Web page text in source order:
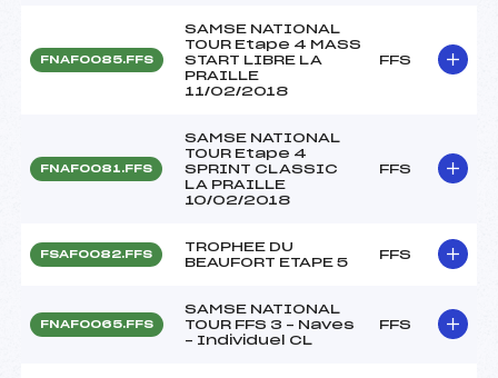
FNAF0085.FFS
SAMSE NATIONAL
TOUR Etape 4 MASS
START LIBRE LA
PRAILLE
11/02/2018
FFS
FNAF0081.FFS
SAMSE NATIONAL
TOUR Etape 4
SPRINT CLASSIC
LA PRAILLE
10/02/2018
FFS
FSAF0082.FFS
TROPHEE DU
BEAUFORT ETAPE 5
FFS
FNAF0065.FFS
SAMSE NATIONAL
TOUR FFS 3 – Naves
– Individuel CL
FFS